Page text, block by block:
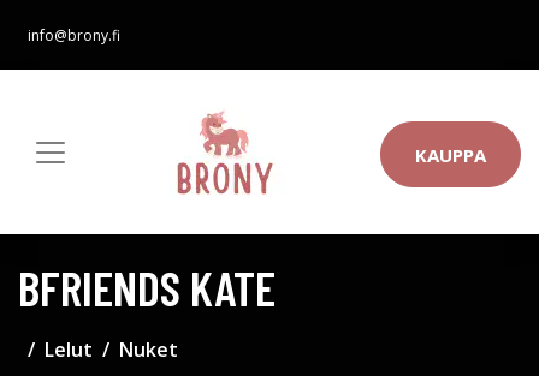
info@brony.fi
KAUPPA
BFRIENDS KATE
Lelut Nuket